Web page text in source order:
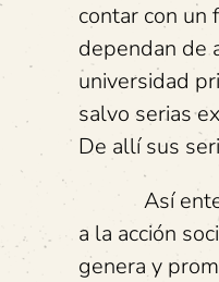
contar con un
dependan de
universidad
salvo serias
De allí sus
Así
a la acción
genera y